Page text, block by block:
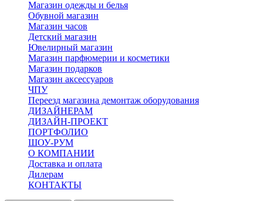
Магазин одежды и белья
Обувной магазин
Магазин часов
Детский магазин
Ювелирный магазин
Магазин парфюмерии и косметики
Магазин подарков
Магазин аксессуаров
ЧПУ
Переезд магазина демонтаж оборудования
ДИЗАЙНЕРАМ
ДИЗАЙН-ПРОЕКТ
ПОРТФОЛИО
ШОУ-РУМ
О КОМПАНИИ
Доставка и оплата
Дилерам
КОНТАКТЫ